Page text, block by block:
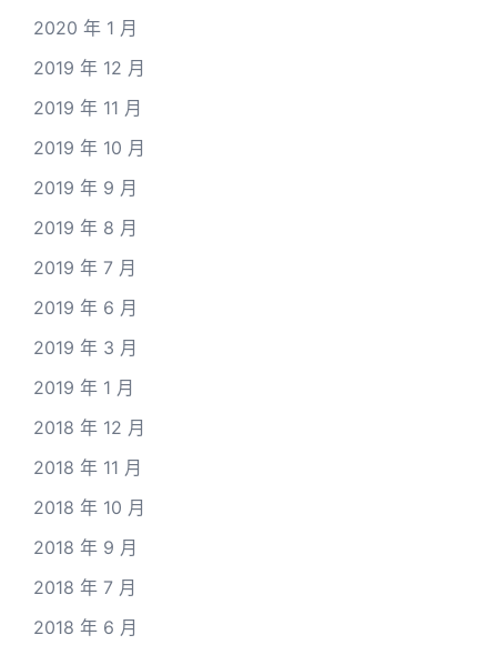
2020 年 1 月
2019 年 12 月
2019 年 11 月
2019 年 10 月
2019 年 9 月
2019 年 8 月
2019 年 7 月
2019 年 6 月
2019 年 3 月
2019 年 1 月
2018 年 12 月
2018 年 11 月
2018 年 10 月
2018 年 9 月
2018 年 7 月
2018 年 6 月